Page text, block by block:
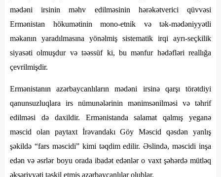
mədəni irsinin məhv edilməsinin hərəkətverici qüvvəsi
Ermənistan hökumətinin mono-etnik və tək-mədəniyyətli
məkanın yaradılmasına yönəlmiş sistematik irqi ayrı-seçkilik
siyasəti olmuşdur və təəssüf ki, bu mənfur hədəfləri reallığa
çevrilmişdir.
Ermənistanın azərbaycanlıların mədəni irsinə qarşı törətdiyi
qanunsuzluqlara irs nümunələrinin mənimsənilməsi və təhrif
edilməsi də daxildir. Ermənistanda salamat qalmış yeganə
məscid olan paytaxt İrəvandakı Göy Məscid qəsdən yanlış
şəkildə “fars məscidi” kimi təqdim edilir. Əslində, məscidi inşa
edən və əsrlər boyu orada ibadət edənlər o vaxt şəhərdə mütləq
əksəriyyəti təşkil etmiş azərbaycanlılar olublar.